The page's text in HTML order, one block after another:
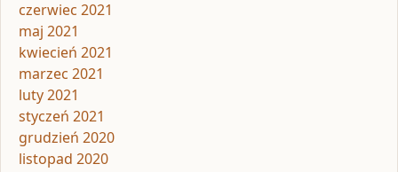
czerwiec 2021
maj 2021
kwiecień 2021
marzec 2021
luty 2021
styczeń 2021
grudzień 2020
listopad 2020